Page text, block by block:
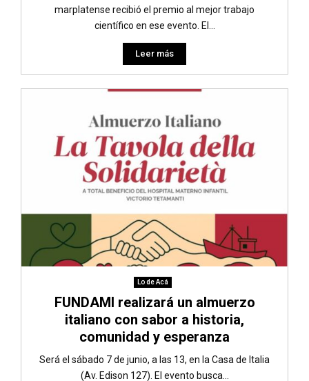
marplatense recibió el premio al mejor trabajo
científico en ese evento. El...
Leer más
Lo de Acá
FUNDAMI realizará un almuerzo
italiano con sabor a historia,
comunidad y esperanza
Será el sábado 7 de junio, a las 13, en la Casa de Italia
(Av. Edison 127). El evento busca...